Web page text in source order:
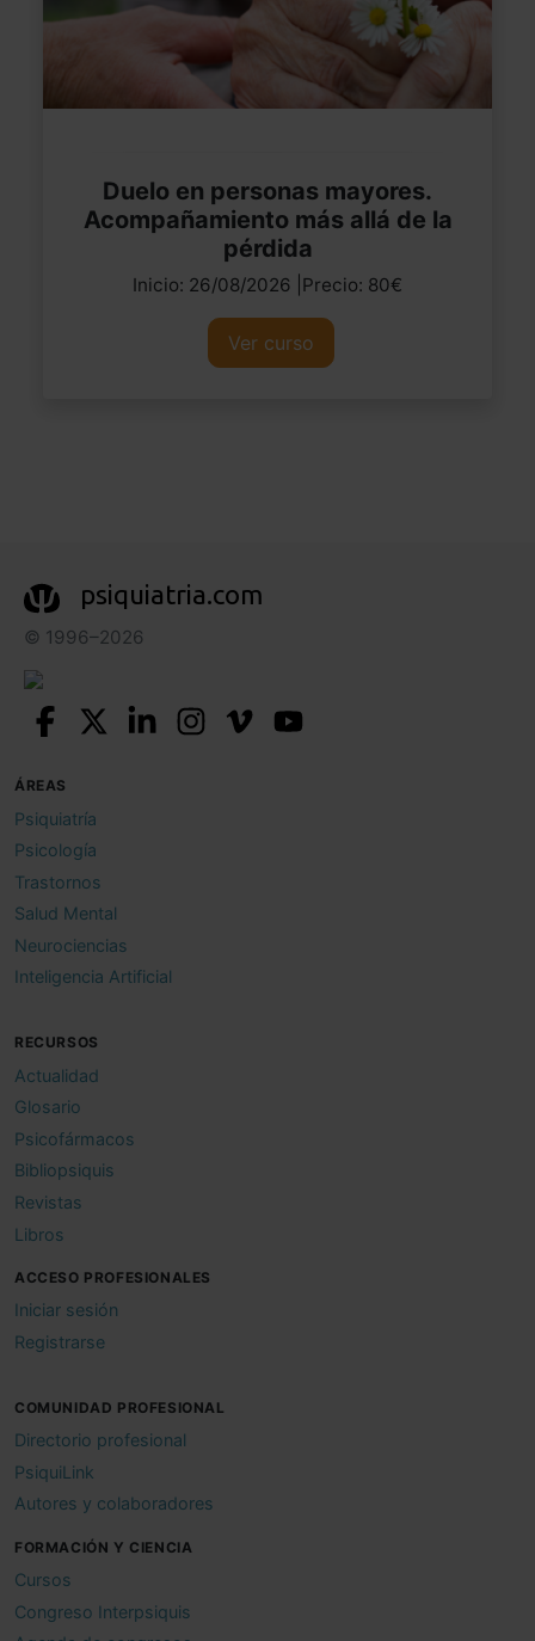
Duelo en personas mayores.
Acompañamiento más allá de la
pérdida
Inicio: 26/08/2026 |Precio: 80€
Ver curso
psiquiatria.com
© 1996–2026
ÁREAS
Psiquiatría
Psicología
Trastornos
Salud Mental
Neurociencias
Inteligencia Artificial
RECURSOS
Actualidad
Glosario
Psicofármacos
Bibliopsiquis
Revistas
Libros
ACCESO PROFESIONALES
Iniciar sesión
Registrarse
COMUNIDAD PROFESIONAL
Directorio profesional
PsiquiLink
Autores y colaboradores
FORMACIÓN Y CIENCIA
Cursos
Congreso Interpsiquis